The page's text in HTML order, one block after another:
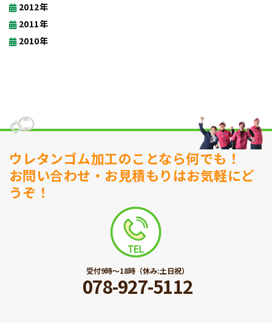
2012年
2011年
2010年
ウレタンゴム加工のことなら何でも！
お問い合わせ・お見積もりはお気軽にど
うぞ！
受付9時〜18時（休み:土日祝）
078-927-5112